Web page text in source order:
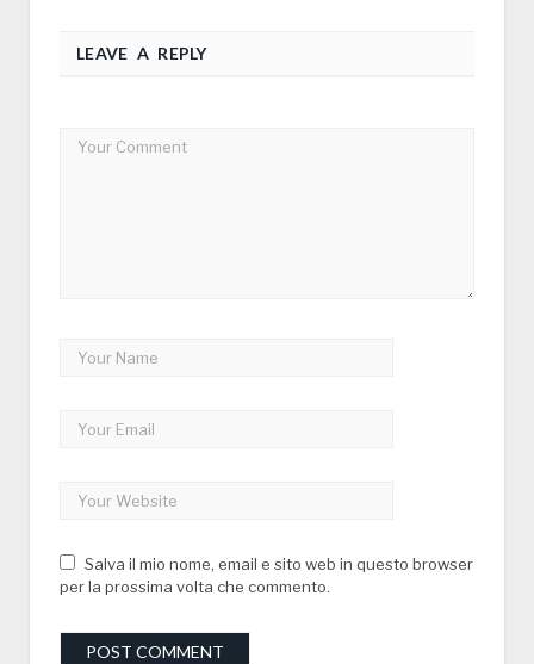
LEAVE A REPLY
Salva il mio nome, email e sito web in questo browser
per la prossima volta che commento.